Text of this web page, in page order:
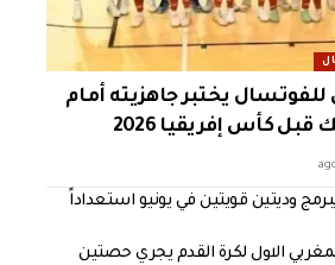
يختبر جاهزيته أمام
كأس إفريقيا 2026
وديتين قويتين في يونيو استعداداً
الاول لكرة القدم يجري حصتين